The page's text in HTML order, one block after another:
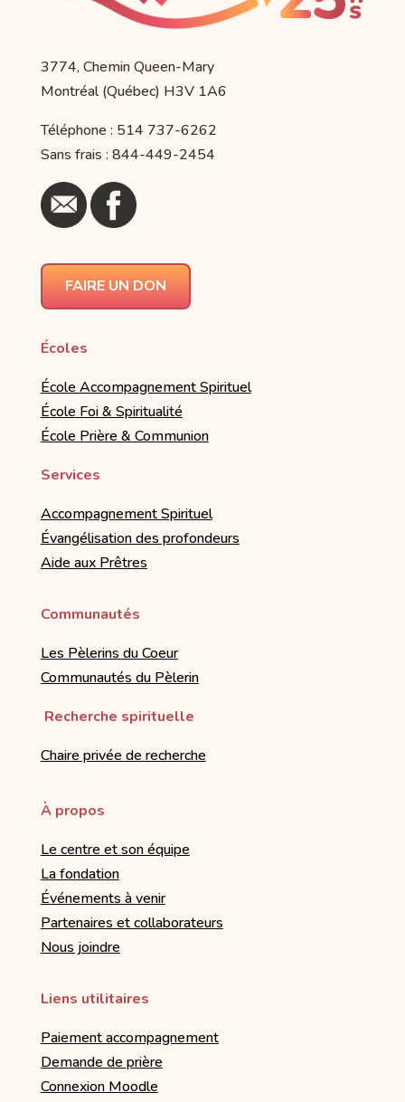
3774, Chemin Queen-Mary
Montréal (Québec) H3V 1A6
Téléphone : 514 737-6262
Sans frais : 844-449-2454
FAIRE UN DON
Écoles
École Accompagnement Spirituel
École Foi & Spiritualité
École Prière & Communion
Services
Accompagnement Spirituel
Évangélisation des profondeurs
Aide aux Prêtres
Communautés
Les Pèlerins du Coeur
Communautés du Pèlerin
Recherche spirituelle
Chaire privée de recherche
À propos
Le centre et son équipe
La fondation
Événements à venir
Partenaires et collaborateurs
Nous joindre
Liens utilitaires
Paiement accompagnement
Demande de prière
Connexion Moodle